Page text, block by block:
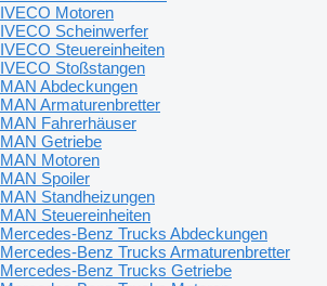
IVECO Motoren
IVECO Scheinwerfer
IVECO Steuereinheiten
IVECO Stoßstangen
MAN Abdeckungen
MAN Armaturenbretter
MAN Fahrerhäuser
MAN Getriebe
MAN Motoren
MAN Spoiler
MAN Standheizungen
MAN Steuereinheiten
Mercedes-Benz Trucks Abdeckungen
Mercedes-Benz Trucks Armaturenbretter
Mercedes-Benz Trucks Getriebe